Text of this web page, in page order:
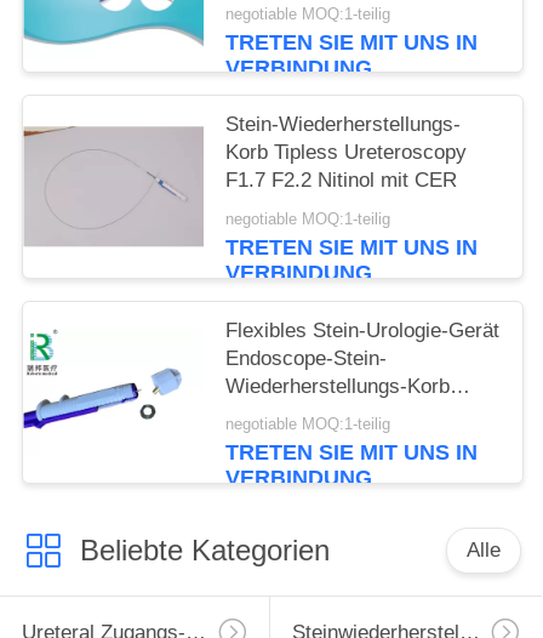
negotiable MOQ:1-teilig
TRETEN SIE MIT UNS IN
VERBINDUNG
Stein-Wiederherstellungs-
Korb Tipless Ureteroscopy
F1.7 F2.2 Nitinol mit CER
negotiable MOQ:1-teilig
TRETEN SIE MIT UNS IN
VERBINDUNG
Flexibles Stein-Urologie-Gerät
Endoscope-Stein-
Wiederherstellungs-Korb
Tipless Ngage
negotiable MOQ:1-teilig
TRETEN SIE MIT UNS IN
VERBINDUNG
Beliebte Kategorien Alle
Ureteral Zugangs-Hülle Steinwiederherstellungs-Korb